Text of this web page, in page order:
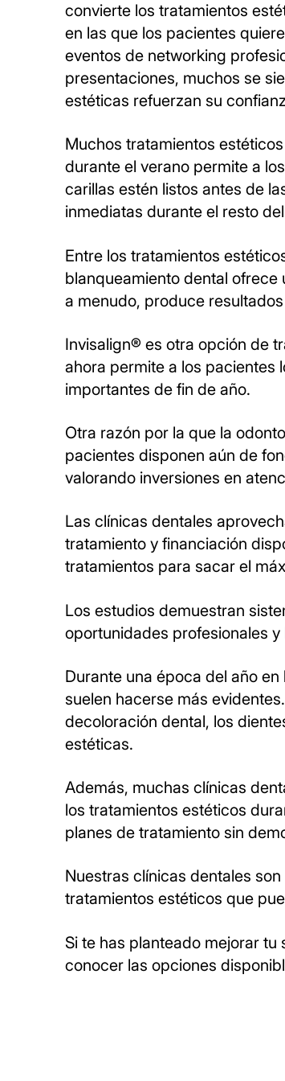
convierte los tratamientos
en las que los pacientes
eventos de networking
presentaciones, muchos se
estéticas refuerzan su
Muchos tratamientos
durante el verano permite a
carillas estén listos antes de
inmediatas durante el resto
Entre los tratamientos
blanqueamiento dental
a menudo, produce
Invisalign® es otra opción de
ahora permite a los pacientes
importantes de fin de año.
Otra razón por la que la
pacientes disponen aún de
valorando inversiones en
Las clínicas dentales
tratamiento y financiación
tratamientos para sacar el
Los estudios demuestran
oportunidades profesionales
Durante una época del año
suelen hacerse más
decoloración dental, los
estéticas.
Además, muchas clínicas
los tratamientos estéticos
planes de tratamiento sin
Nuestras clínicas dentales
tratamientos estéticos que
Si te has planteado mejorar
conocer las opciones